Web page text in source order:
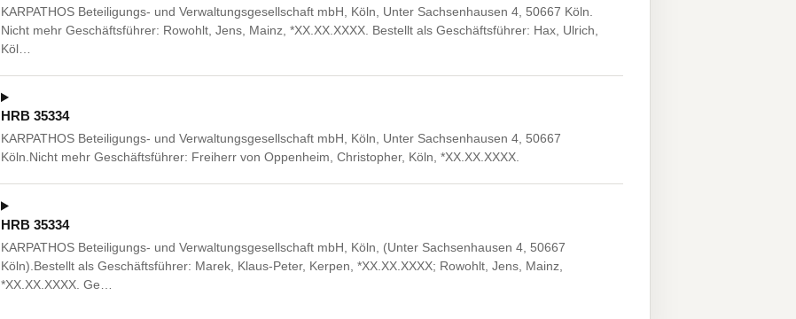
KARPATHOS Beteiligungs- und Verwaltungsgesellschaft mbH, Köln, Unter Sachsenhausen 4, 50667 Köln.
Nicht mehr Geschäftsführer: Rowohlt, Jens, Mainz, *XX.XX.XXXX. Bestellt als Geschäftsführer: Hax, Ulrich,
Köl…
HRB 35334
KARPATHOS Beteiligungs- und Verwaltungsgesellschaft mbH, Köln, Unter Sachsenhausen 4, 50667
Köln.Nicht mehr Geschäftsführer: Freiherr von Oppenheim, Christopher, Köln, *XX.XX.XXXX.
HRB 35334
KARPATHOS Beteiligungs- und Verwaltungsgesellschaft mbH, Köln, (Unter Sachsenhausen 4, 50667
Köln).Bestellt als Geschäftsführer: Marek, Klaus-Peter, Kerpen, *XX.XX.XXXX; Rowohlt, Jens, Mainz,
*XX.XX.XXXX. Ge…